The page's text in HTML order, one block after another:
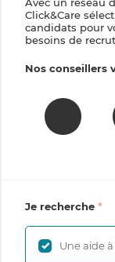
Click&Care
candidats pour
besoins de
Nos conseillers
Je recherche
Une aide